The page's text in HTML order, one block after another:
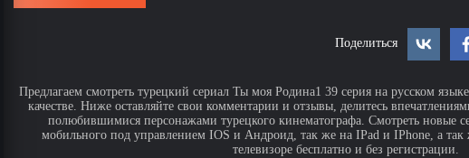
Поделиться
Предлагаем смотреть турецкий сериал Ты моя Родина1 39 серия на русском
качестве. Ниже оставляйте свои комментарии и отзывы, делитесь
полюбившимися персонажами турецкого кинематографа. Смотреть новые
мобильного под управлением IOS и Андроид, так же на IPad и IPhone, а так
телевизоре бесплатно и без регистрации.